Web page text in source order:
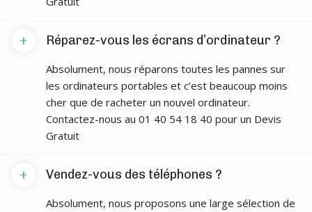
Réparez-vous les écrans d’ordinateur ?
+
Absolument, nous réparons toutes les pannes sur
les ordinateurs portables et c’est beaucoup moins
cher que de racheter un nouvel ordinateur.
Contactez-nous au 01 40 54 18 40 pour un Devis
Gratuit
Vendez-vous des téléphones ?
+
Absolument, nous proposons une large sélection de